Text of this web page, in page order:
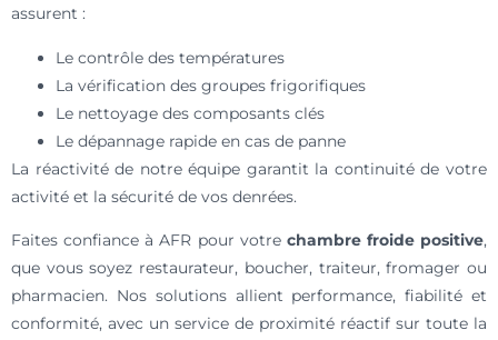
assurent :
Le contrôle des températures
La vérification des groupes frigorifiques
Le nettoyage des composants clés
Le dépannage rapide en cas de panne
La réactivité de notre équipe garantit la continuité de votre
activité et la sécurité de vos denrées.
Faites confiance à AFR pour votre chambre froide positive,
que vous soyez restaurateur, boucher, traiteur, fromager ou
pharmacien. Nos solutions allient performance, fiabilité et
conformité, avec un service de proximité réactif sur toute la